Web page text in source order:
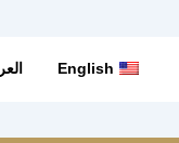
English